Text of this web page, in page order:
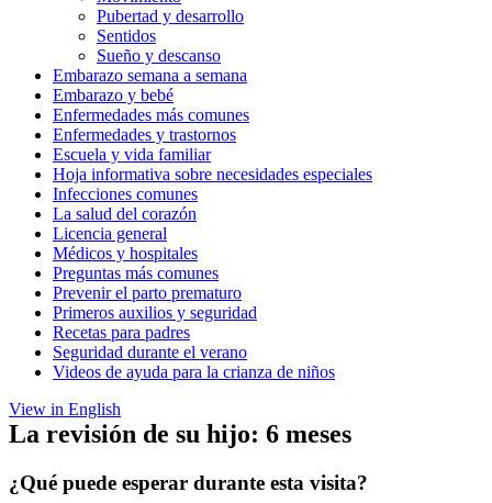
Pubertad y desarrollo
Sentidos
Sueño y descanso
Embarazo semana a semana
Embarazo y bebé
Enfermedades más comunes
Enfermedades y trastornos
Escuela y vida familiar
Hoja informativa sobre necesidades especiales
Infecciones comunes
La salud del corazón
Licencia general
Médicos y hospitales
Preguntas más comunes
Prevenir el parto prematuro
Primeros auxilios y seguridad
Recetas para padres
Seguridad durante el verano
Videos de ayuda para la crianza de niños
View in English
La revisión de su hijo: 6 meses
¿Qué puede esperar durante esta visita?